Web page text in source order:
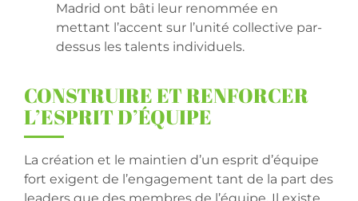
Madrid ont bâti leur renommée en
mettant l’accent sur l’unité collective par-
dessus les talents individuels.
CONSTRUIRE ET RENFORCER
L’ESPRIT D’ÉQUIPE
La création et le maintien d’un esprit d’équipe
fort exigent de l’engagement tant de la part des